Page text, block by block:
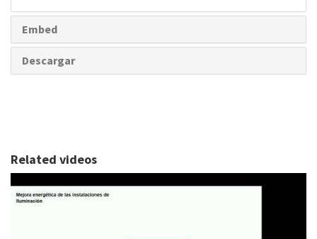
Embed
Descargar
Related videos